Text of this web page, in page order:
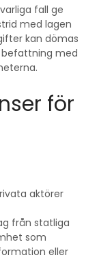
fall ge
med lagen
kan dömas
befattning med
för
aktörer
från statliga
som
eller